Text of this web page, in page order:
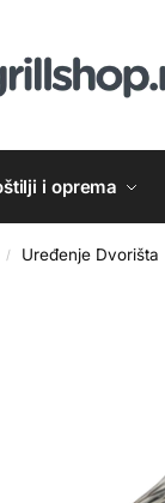
i oprema
/ Uređenje Dvorišta